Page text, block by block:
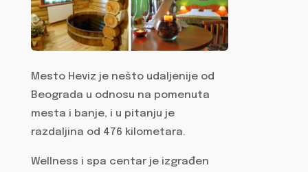
Mesto Heviz je nešto udaljenije od
Beograda u odnosu na pomenuta
mesta i banje, i u pitanju je
razdaljina od 476 kilometara.
Wellness i spa centar je izgrađen